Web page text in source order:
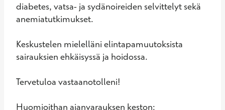
diabetes, vatsa- ja sydänoireiden selvittelyt sekä
anemiatutkimukset.
Keskustelen mielelläni elintapamuutoksista
sairauksien ehkäisyssä ja hoidossa.
Tervetuloa vastaanotolleni!
Huomioithan ajanvarauksen keston: